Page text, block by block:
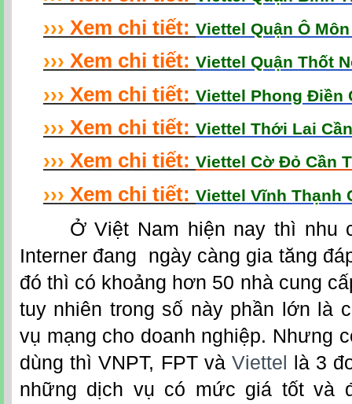
››› Xem chi tiết: Viettel Quận Ô
››› Xem chi tiết: Viettel Quận Thốt
››› Xem chi tiết: Viettel Phong Điền
››› Xem chi tiết: Viettel Thới Lai
››› Xem chi tiết: Viettel Cờ Đỏ Cần
››› Xem chi tiết: Viettel Vĩnh Thạnh
Ở Việt Nam hiện nay thì nhu
Interner đang ngày càng gia tăng
đó thì có khoảng hơn 50 nhà cung
tuy nhiên trong số này phần lớn là
vụ mạng cho doanh nghiệp. Nhưng
dùng thì VNPT, FPT và Viettel
là 3
những dịch vụ có mức giá tốt và